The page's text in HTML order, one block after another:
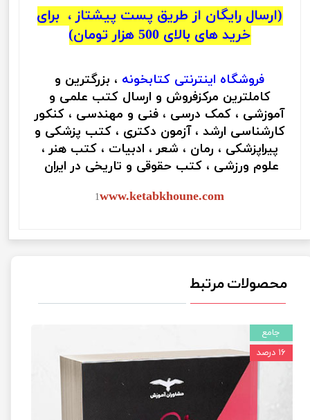
(ارسال رایگان از طریق پست پیشتاز ، برای
خرید های بالای 500 هزار تومان)
فروشگاه اینترنتی کتابخونه ، بزرگترین و
کاملترین مرکزفروش و ارسال کتب علمی و
آموزشی ، کمک درسی ، فنی و مهندسی ، کنکور
کارشناسی ارشد ، آزمون دکتری ، کتب پزشکی و
پیراپزشکی ، رمان ، شعر ، ادبیات ، کتب هنر ،
علوم ورزشی ، کتب حقوقی و تاریخی در ایران
1www.ketabkhoune.com
محصولات مرتبط
جامع
۱۶ درصد